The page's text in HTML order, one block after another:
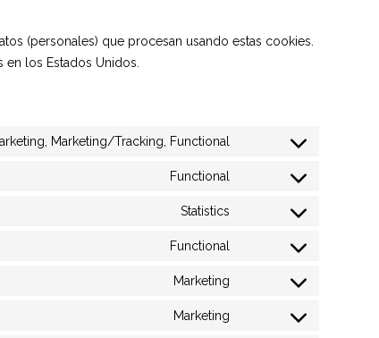
(personales) que procesan usando estas cookies.
los Estados Unidos.
Marketing/Tracking, Functional
Functional
Statistics
Functional
wordpress
Marketing
Marketing